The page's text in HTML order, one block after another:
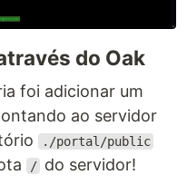
do Oak
foi adicionar um
ao servidor
./portal/public
/ do servidor!